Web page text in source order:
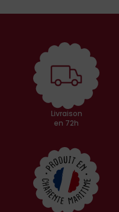
Livraison
en 72h